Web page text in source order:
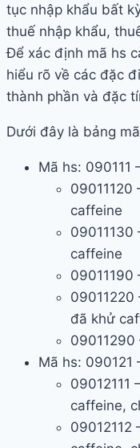
tục nhập khẩu bất
thuế nhập khẩu,
Để xác định mã hs
hiểu rõ về các đặc
thành phần và đặc
Dưới đây là bảng
Mã hs: 090111
09011120
caffeine
09011130
caffeine
09011190
09011220
đã khử
09011290
Mã hs: 090121
09012111
caffeine,
09012112